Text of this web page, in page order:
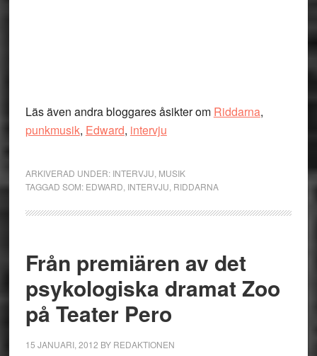
Läs även andra bloggares åsikter om Riddarna,
punkmusik, Edward, intervju
ARKIVERAD UNDER: INTERVJU MUSIK
TAGGAD SOM: EDWARD INTERVJU RIDDARNA
Från premiären av det
psykologiska dramat Zoo
på Teater Pero
15 JANUARI, 2012 BY REDAKTIONEN